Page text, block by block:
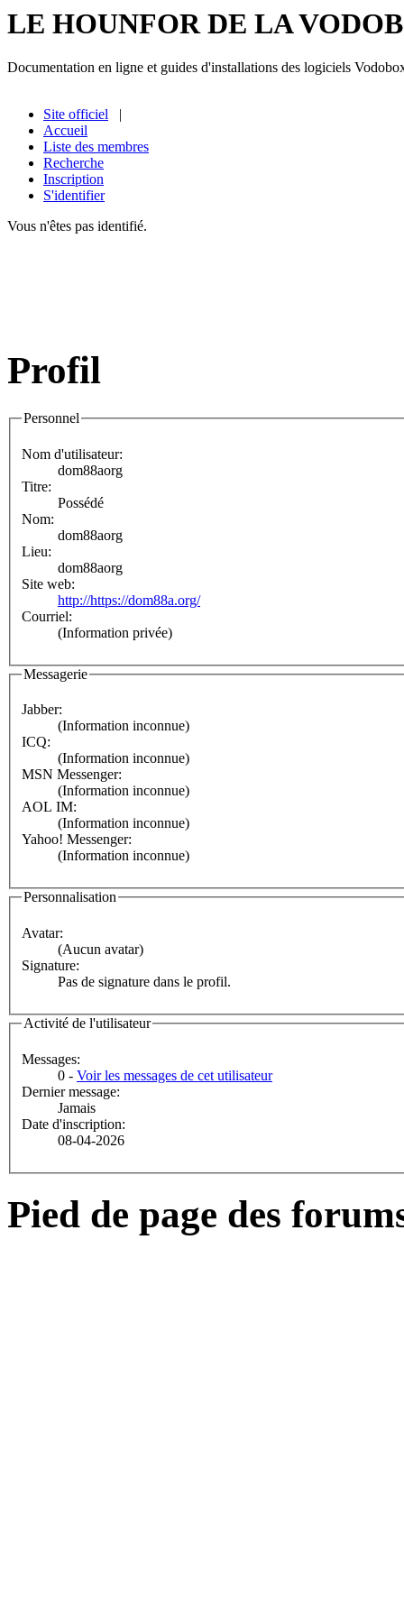
LE HOUNFOR DE LA
Documentation en ligne et guides d'installations des logiciels
Site officiel |
Accueil
Liste des membres
Recherche
Inscription
S'identifier
Vous n'êtes pas identifié.
Profil
Personnel
Nom d'utilisateur:
dom88aorg
Titre:
Possédé
Nom:
dom88aorg
Lieu:
dom88aorg
Site web:
http://https://dom88a.org/
Courriel:
(Information privée)
Messagerie
Jabber:
(Information inconnue)
ICQ:
(Information inconnue)
MSN Messenger:
(Information inconnue)
AOL IM:
(Information inconnue)
Yahoo! Messenger:
(Information inconnue)
Personnalisation
Avatar:
(Aucun avatar)
Signature:
Pas de signature dans le profil.
Activité de l'utilisateur
Messages:
0 - Voir les messages de cet utilisateur
Dernier message:
Jamais
Date d'inscription:
08-04-2026
Pied de page des